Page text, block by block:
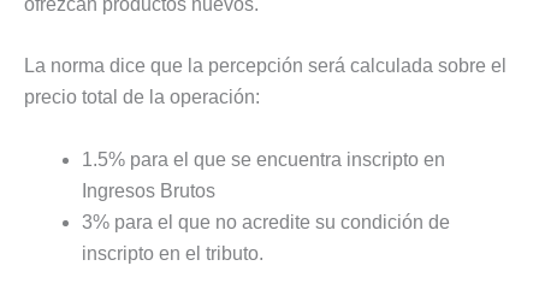
La norma dice que la percepción será calculada sobre el
precio total de la operación:
1.5% para el que se encuentra inscripto en
Ingresos Brutos
3% para el que no acredite su condición de
inscripto en el tributo.